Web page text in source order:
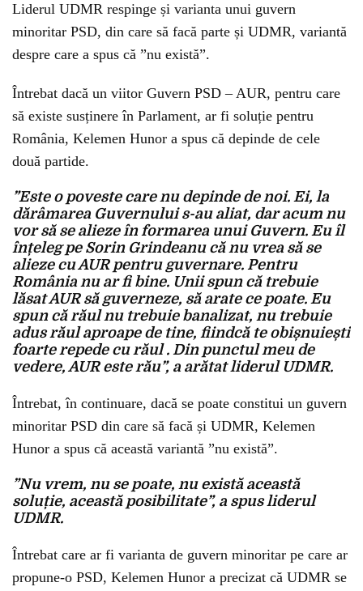
Liderul UDMR respinge și varianta unui guvern
minoritar PSD, din care să facă parte și UDMR, variantă
despre care a spus că ”nu există”.
Întrebat dacă un viitor Guvern PSD – AUR, pentru care
să existe susținere în Parlament, ar fi soluție pentru
România, Kelemen Hunor a spus că depinde de cele
două partide.
”Este o poveste care nu depinde de noi. Ei, la
dărâmarea Guvernului s-au aliat, dar acum nu
vor să se alieze în formarea unui Guvern. Eu îl
înțeleg pe Sorin Grindeanu că nu vrea să se
alieze cu AUR pentru guvernare. Pentru
România nu ar fi bine. Unii spun că trebuie
lăsat AUR să guverneze, să arate ce poate. Eu
spun că răul nu trebuie banalizat, nu trebuie
adus răul aproape de tine, fiindcă te obișnuiești
foarte repede cu răul . Din punctul meu de
vedere, AUR este rău”, a arătat liderul UDMR.
Întrebat, în continuare, dacă se poate constitui un guvern
minoritar PSD din care să facă și UDMR, Kelemen
Hunor a spus că această variantă ”nu există”.
”Nu vrem, nu se poate, nu există această
soluție, această posibilitate”, a spus liderul
UDMR.
Întrebat care ar fi varianta de guvern minoritar pe care ar
propune-o PSD, Kelemen Hunor a precizat că UDMR se